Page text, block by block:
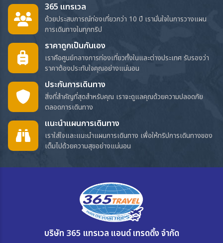
365 แทรเวล
ด้วยประสบการณ์ท่องเที่ยวกว่า 10 ปี เรามั่นใจในการวางแผน
การเดินทางในทุกทริป
ราคาถูกเป็นกันเอง
เราคือศูนย์กลางการท่องเที่ยวทั้งในและต่างประเทศ รับรองว่า
ราคาต้องประทับใจคุณอย่างแน่นอน
ประกันการเดินทาง
สิ่งที่สำคัญที่สุดสำหรับคุณ เราจะดูแลคุณด้วยความปลอดภัย
ตลอดการเดินทาง
แนะนำแผนการเดินทาง
เราใส่ใจและแนะนำแผนการเดินทาง เพื่อให้ทริปการเดินทางของ
เต็มไปด้วยความสุขอย่างแน่นอน
บริษัท 365 แทรเวล แอนด์ เทรดดิ้ง จำกัด